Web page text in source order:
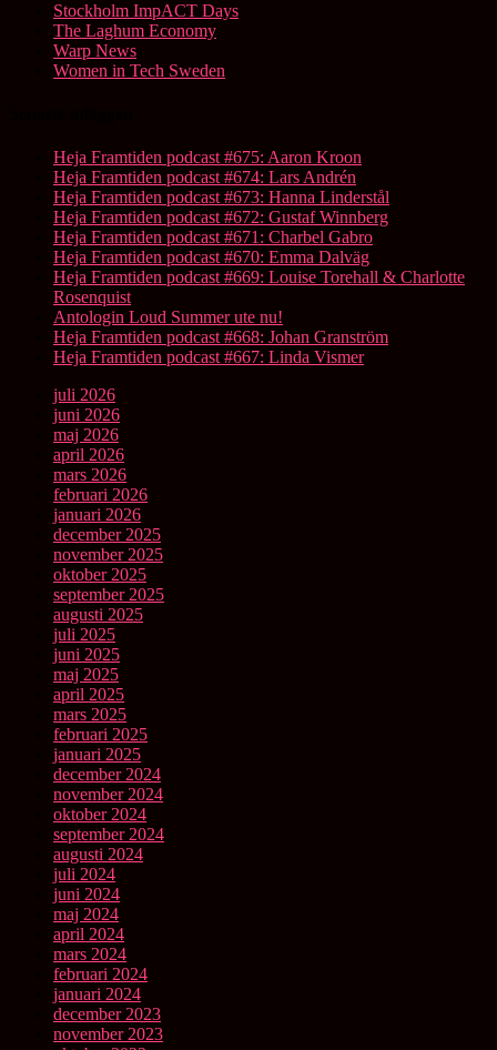
Stockholm ImpACT Days
The Laghum Economy
Warp News
Women in Tech Sweden
Heja Framtiden podcast #675: Aaron Kroon
Heja Framtiden podcast #674: Lars Andrén
Heja Framtiden podcast #673: Hanna Linderstål
Heja Framtiden podcast #672: Gustaf Winnberg
Heja Framtiden podcast #671: Charbel Gabro
Heja Framtiden podcast #670: Emma Dalväg
Heja Framtiden podcast #669: Louise Torehall & Charlotte
Rosenquist
Antologin Loud Summer ute nu!
Heja Framtiden podcast #668: Johan Granström
Heja Framtiden podcast #667: Linda Vismer
juli 2026
juni 2026
maj 2026
april 2026
mars 2026
februari 2026
januari 2026
december 2025
november 2025
oktober 2025
september 2025
augusti 2025
juli 2025
juni 2025
maj 2025
april 2025
mars 2025
februari 2025
januari 2025
december 2024
november 2024
oktober 2024
september 2024
augusti 2024
juli 2024
juni 2024
maj 2024
april 2024
mars 2024
februari 2024
januari 2024
december 2023
november 2023